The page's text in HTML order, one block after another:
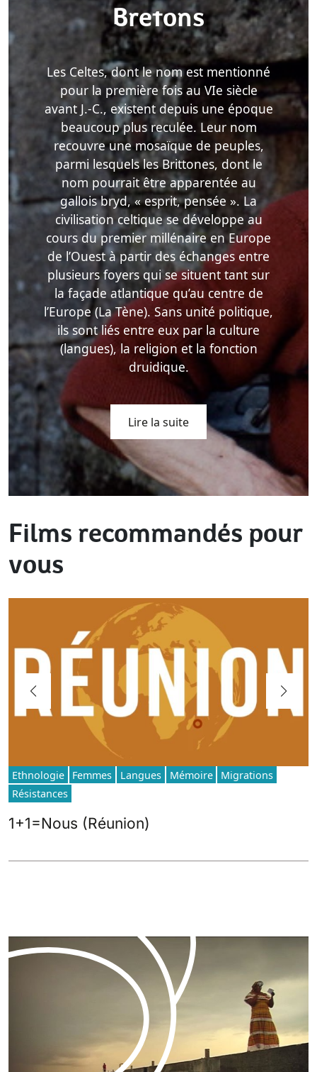
Bretons
Les Celtes, dont le nom est mentionné
pour la première fois au VIe siècle
avant J.-C., existent depuis une époque
beaucoup plus reculée. Leur nom
recouvre une mosaïque de peuples,
parmi lesquels les Brittones, dont le
nom pourrait être apparentée au
gallois bryd, « esprit, pensée ». La
civilisation celtique se développe au
cours du premier millénaire en Europe
de l’Ouest à partir des échanges entre
plusieurs foyers qui se situent tant sur
la façade atlantique qu’au centre de
l’Europe (La Tène). Sans unité politique,
ils sont liés entre eux par la culture
(langues), la religion et la fonction
druidique.
Lire la suite
Films recommandés pour
vous
Ethnologie Femmes Langues Mémoire
Migrations
Résistances
1+1=Nous (Réunion)